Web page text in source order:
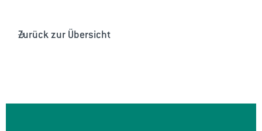
Zurück zur Übersicht